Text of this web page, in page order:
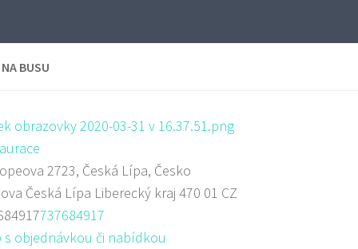
BUSU
2723, Česká Lípa, Česko
Česká Lípa Liberecký kraj 470 01 CZ
737684917
s objednávkou či nabídkou